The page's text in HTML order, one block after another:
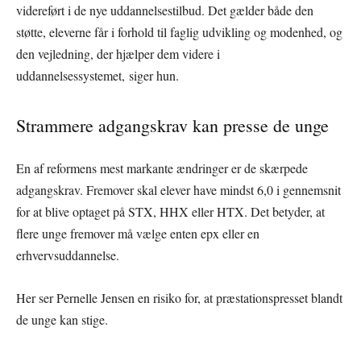
videreført i de nye uddannelsestilbud. Det gælder både den
støtte, eleverne får i forhold til faglig udvikling og modenhed, og
den vejledning, der hjælper dem videre i
uddannelsessystemet, siger hun.
Strammere adgangskrav kan presse de unge
En af reformens mest markante ændringer er de skærpede
adgangskrav. Fremover skal elever have mindst 6,0 i gennemsnit
for at blive optaget på STX, HHX eller HTX. Det betyder, at
flere unge fremover må vælge enten epx eller en
erhvervsuddannelse.
Her ser Pernelle Jensen en risiko for, at præstationspresset blandt
de unge kan stige.